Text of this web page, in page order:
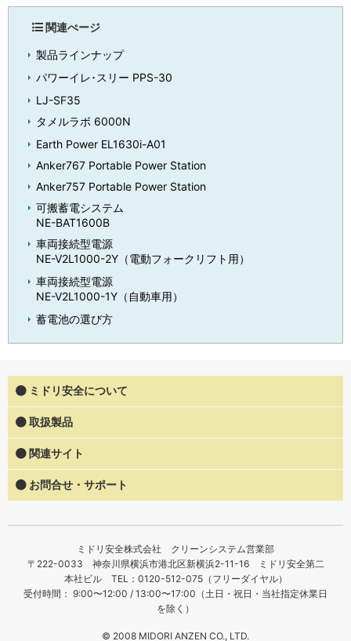
関連ぺージ
製品ラインナップ
パワーイレ･スリー PPS-30
LJ-SF35
タメルラボ 6000N
Earth Power EL1630i-A01
Anker767 Portable Power Station
Anker757 Portable Power Station
可搬蓄電システム
NE-BAT1600B
⾞両接続型電源
NE-V2L1000-2Y（電動フォークリフト用）
⾞両接続型電源
NE-V2L1000-1Y（自動車用）
蓄電池の選び方
ミドリ安全について
取扱製品
関連サイト
お問合せ・サポート
ミドリ安全株式会社 クリーンシステム営業部
〒222-0033 神奈川県横浜市港北区新横浜2-11-16 ミドリ安全第二
本社ビル TEL：0120-512-075（フリーダイヤル）
受付時間： 9:00〜12:00 / 13:00〜17:00（土日・祝日・当社指定休業日
を除く）
© 2008 MIDORI ANZEN CO., LTD.